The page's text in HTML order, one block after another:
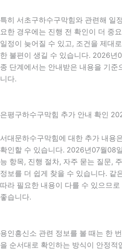
특히 서초구하수구막힘와 관련해 일
요한 경우에는 진행 전 확인이 더 중
일정이 늦어질 수 있고, 조건을 제대
한 불편이 생길 수 있습니다. 2026년
종 단계에서는 안내받은 내용을 기준
니다.
은평구하수구막힘 추가 안내 확인
서대문하수구막힘에 대한 추가 내용
확인할 수 있습니다. 2026년07월08
능 항목, 진행 절차, 자주 묻는 질문,
정보를 더 쉽게 찾을 수 있습니다. 같
따라 필요한 내용이 다를 수 있으므
좋습니다.
용인흥신소 관련 정보를 볼 때는 한
을 순서대로 확인하는 방식이 안정적